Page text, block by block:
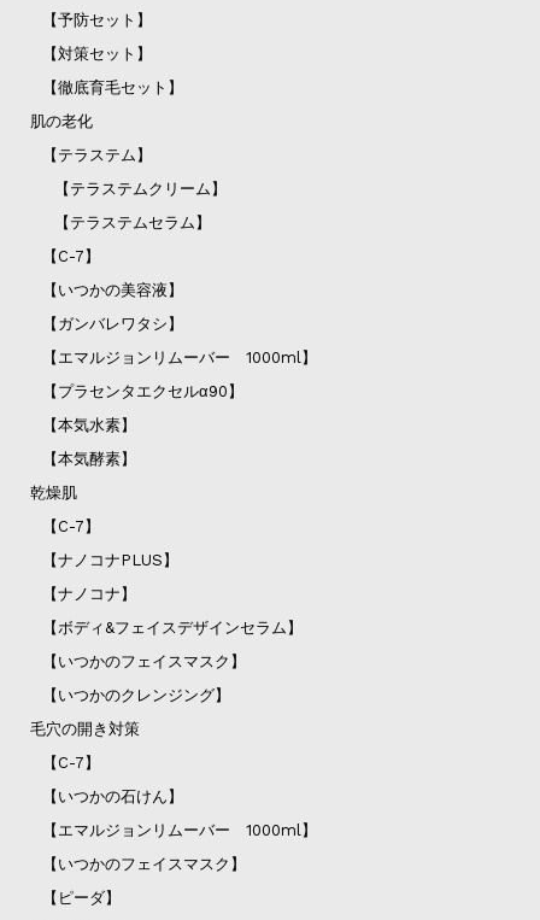
【予防セット】
【対策セット】
【徹底育毛セット】
肌の老化
【テラステム】
【テラステムクリーム】
【テラステムセラム】
【C-7】
【いつかの美容液】
【ガンバレワタシ】
【エマルジョンリムーバー 1000ml】
【プラセンタエクセルα90】
【本気水素】
【本気酵素】
乾燥肌
【C-7】
【ナノコナPLUS】
【ナノコナ】
【ボディ&フェイスデザインセラム】
【いつかのフェイスマスク】
【いつかのクレンジング】
毛穴の開き対策
【C-7】
【いつかの石けん】
【エマルジョンリムーバー 1000ml】
【いつかのフェイスマスク】
【ピーダ】